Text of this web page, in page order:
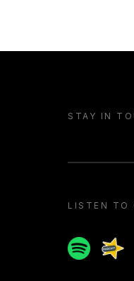
STAY IN
LISTEN TO
Spotify